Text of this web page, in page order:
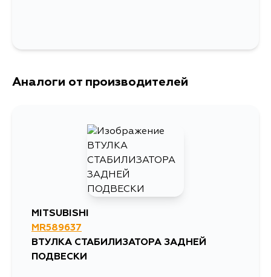
Аналоги от производителей
MITSUBISHI
MR589637
ВТУЛКА СТАБИЛИЗАТОРА ЗАДНЕЙ
ПОДВЕСКИ